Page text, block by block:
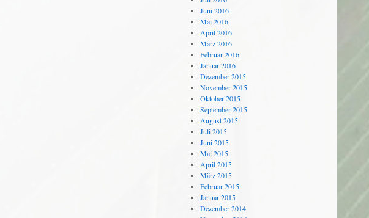
Juni 2016
Mai 2016
April 2016
März 2016
Februar 2016
Januar 2016
Dezember 2015
November 2015
Oktober 2015
September 2015
August 2015
Juli 2015
Juni 2015
Mai 2015
April 2015
März 2015
Februar 2015
Januar 2015
Dezember 2014